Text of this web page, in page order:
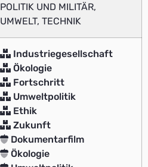
POLITIK UND MILITÄR,
UMWELT, TECHNIK
Industriegesellschaft
Ökologie
Fortschritt
Umweltpolitik
Ethik
Zukunft
Dokumentarfilm
Ökologie